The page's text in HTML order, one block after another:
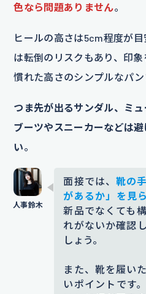
色なら問題ありません。
ヒールの高さは5cm程度が
は転倒のリスクもあり、印
慣れた高さのシンプルなパン
つま先が出るサンダル、ミ
ブーツやスニーカーなどは
い。
面接では、 靴の
があるか」を見
新品でなくても
れがないか確認
しょう。
また、靴を履い
いポイントです。